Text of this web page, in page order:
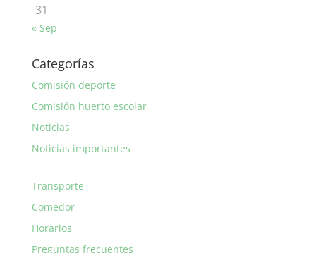
31
« Sep
Categorías
Comisión deporte
Comisión huerto escolar
Noticias
Noticias importantes
Transporte
Comedor
Horarios
Preguntas frecuentes